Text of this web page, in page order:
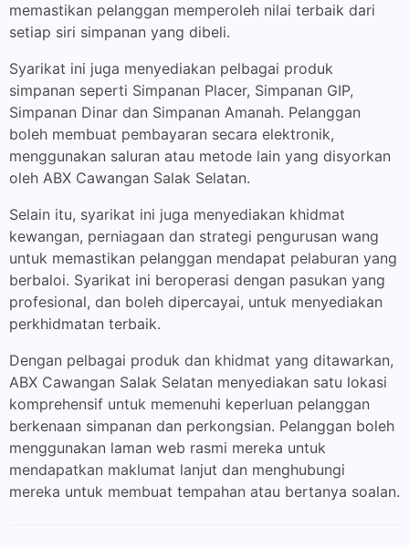
memastikan pelanggan memperoleh nilai terbaik dari
setiap siri simpanan yang dibeli.
Syarikat ini juga menyediakan pelbagai produk
simpanan seperti Simpanan Placer, Simpanan GIP,
Simpanan Dinar dan Simpanan Amanah. Pelanggan
boleh membuat pembayaran secara elektronik,
menggunakan saluran atau metode lain yang disyorkan
oleh ABX Cawangan Salak Selatan.
Selain itu, syarikat ini juga menyediakan khidmat
kewangan, perniagaan dan strategi pengurusan wang
untuk memastikan pelanggan mendapat pelaburan yang
berbaloi. Syarikat ini beroperasi dengan pasukan yang
profesional, dan boleh dipercayai, untuk menyediakan
perkhidmatan terbaik.
Dengan pelbagai produk dan khidmat yang ditawarkan,
ABX Cawangan Salak Selatan menyediakan satu lokasi
komprehensif untuk memenuhi keperluan pelanggan
berkenaan simpanan dan perkongsian. Pelanggan boleh
menggunakan laman web rasmi mereka untuk
mendapatkan maklumat lanjut dan menghubungi
mereka untuk membuat tempahan atau bertanya soalan.